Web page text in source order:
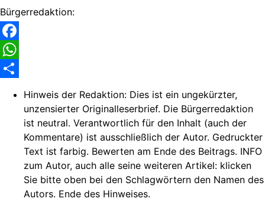
Bürgerredaktion:
Facebook
WhatsApp
Hinweis der Redaktion: Dies ist ein ungekürzter,
unzensierter Originalleserbrief. Die Bürgerredaktion
ist neutral. Verantwortlich für den Inhalt (auch der
Kommentare) ist ausschließlich der Autor. Gedruckter
Text ist farbig. Bewerten am Ende des Beitrags. INFO
zum Autor, auch alle seine weiteren Artikel: klicken
Sie bitte oben bei den Schlagwörtern den Namen des
Autors. Ende des Hinweises.